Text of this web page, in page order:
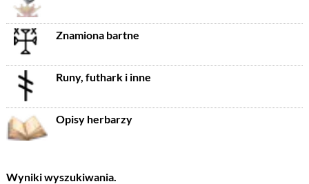
Znamiona bartne
Runy, futhark i inne
Opisy herbarzy
Wyniki wyszukiwania.